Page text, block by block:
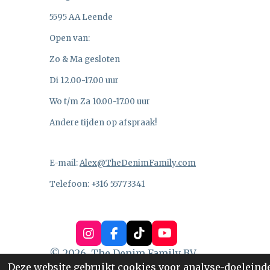
Deze website gebruikt cookies voor analyse-
5595 AA Leende
Open van:
Zo & Ma gesloten
Di 12.00-17.00 uur
Wo t/m Za 10.00-17.00 uur
Andere tijden op afspraak!
E-mail:Alex@TheDenimFamily.com
Telefoon: +316 55773341
I
n
F
a
T
i
k
Y
o
© 2026, The Denim Family BV